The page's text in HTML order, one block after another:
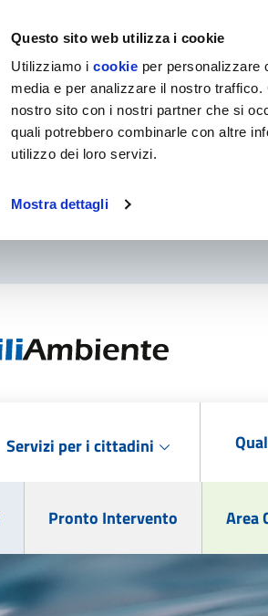
Questo sito web utilizza i cookie
Utilizziamo icookie per personalizzare
media e per analizzare il nostro
nostro sito con i nostri partner che si
quali potrebbero combinarle con altre
utilizzo dei loro servizi.
Mostra dettagli
Servizi per i cittadini
Pronto Intervento Area